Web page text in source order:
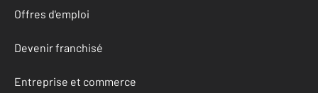
Offres d'emploi
Devenir franchisé
Entreprise et commerce